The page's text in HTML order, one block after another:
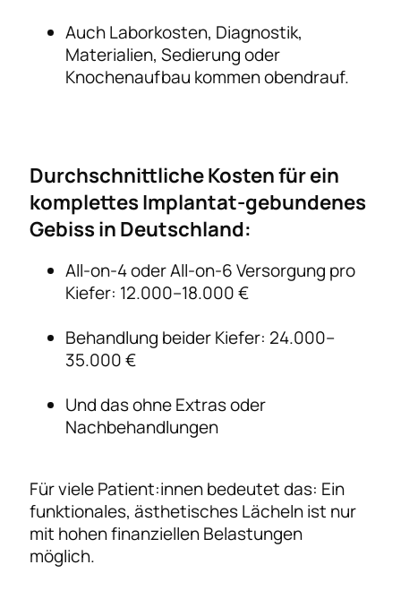
Auch Laborkosten, Diagnostik,
Materialien, Sedierung oder
Knochenaufbau kommen obendrauf.
Durchschnittliche Kosten für ein
komplettes Implantat-gebundenes
Gebiss in Deutschland:
All-on-4 oder All-on-6 Versorgung pro
Kiefer: 12.000–18.000 €
Behandlung beider Kiefer: 24.000–
35.000 €
Und das ohne Extras oder
Nachbehandlungen
Für viele Patient:innen bedeutet das: Ein
funktionales, ästhetisches Lächeln ist nur
mit hohen finanziellen Belastungen
möglich.